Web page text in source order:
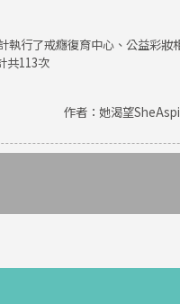
執行了戒癮復育中心、公益彩妝
共113次
作者：她渴望